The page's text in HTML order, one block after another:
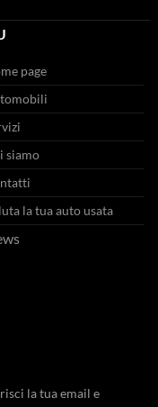
page
siamo
la tua auto usata
la tua email e